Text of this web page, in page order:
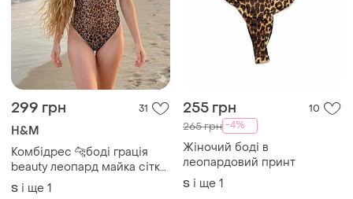
299 грн
Комбідрес 🐆боді грація
beauty леопард майка сітка
напівпрозорий купальник
боди леопард
і ще 1
255 грн
Жіночий боді в
леопардовий принт
ТОП оголошень